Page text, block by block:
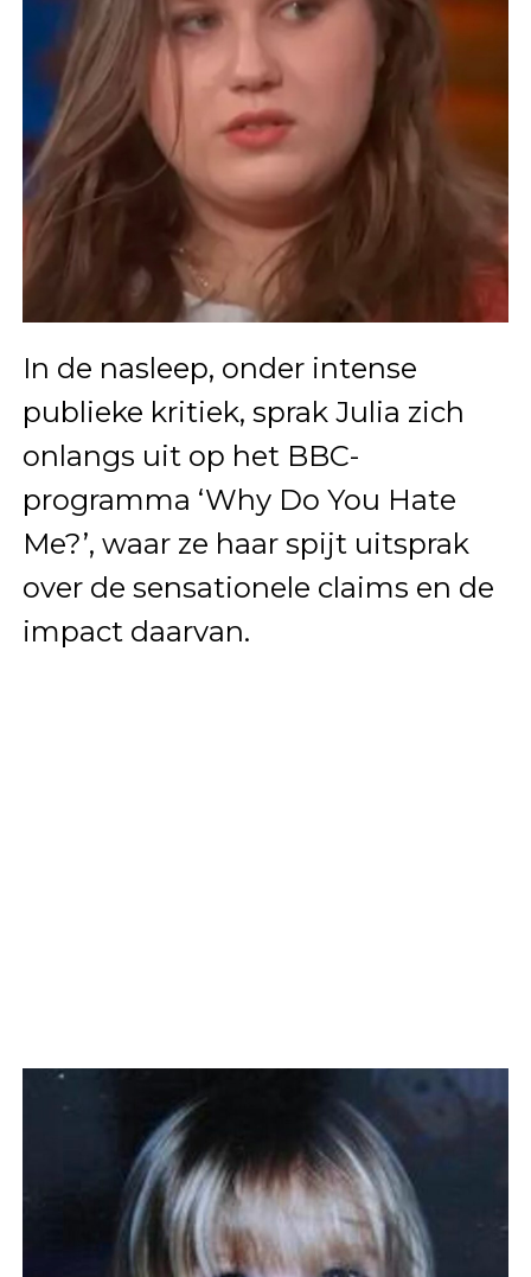
In de nasleep, onder intense
publieke kritiek, sprak Julia zich
onlangs uit op het BBC-
programma ‘Why Do You Hate
Me?’, waar ze haar spijt uitsprak
over de sensationele claims en de
impact daarvan.